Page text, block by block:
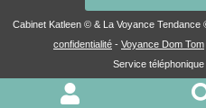
Cabinet Katleen © & La Voyance Tendance
confidentialité - Voyance Dom Tom
Service